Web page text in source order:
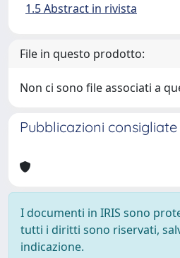
1.5 Abstract in rivista
File in questo prodotto:
Non ci sono file associati a
Pubblicazioni consigliate
I documenti in IRIS sono
tutti i diritti sono riservati,
indicazione.